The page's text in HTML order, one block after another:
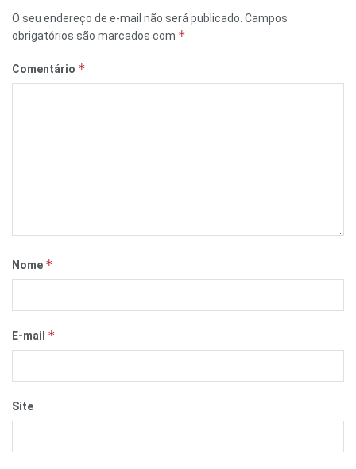
O seu endereço de e-mail não será publicado. Campos
obrigatórios são marcados com *
Comentário *
Nome *
E-mail *
Site